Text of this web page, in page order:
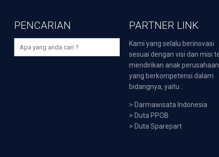
PENCARIAN PARTNER LINK
Kami yang selalu berinovasi
sesuai dengan visi dan misi
mendirikan anak perusahaan
yang berkompetensi dalam
bidangnya, yaitu :
> Darmawisata Indonesia
> Duta PPOB
> Duta Sparepart